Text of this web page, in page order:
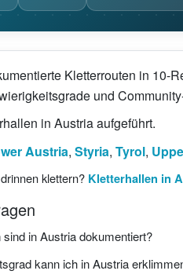
Kletterrouten in 10-
und
in Austria aufgeführt.
Austria, Styria, Tyrol,
klettern? Kletterhallen in
in Austria dokumentiert?
kann ich in Austria